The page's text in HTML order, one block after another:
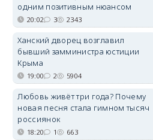
одним позитивным нюансом
20:02 3 2343
Ханский дворец возглавил
бывший замминистра юстиции
Крыма
19:00 2 5904
Любовь живёт три года? Почему
новая песня стала гимном тысяч
россиянок
18:20 1 663